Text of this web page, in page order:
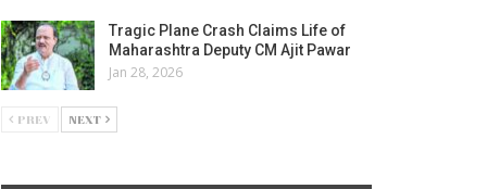
Tragic Plane Crash Claims Life of
Maharashtra Deputy CM Ajit Pawar
Jan 28, 2026
PREV NEXT